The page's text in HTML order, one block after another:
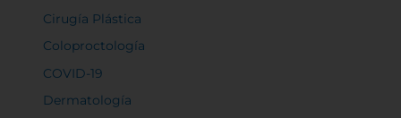
Cirugía Plástica
Coloproctología
COVID-19
Dermatología